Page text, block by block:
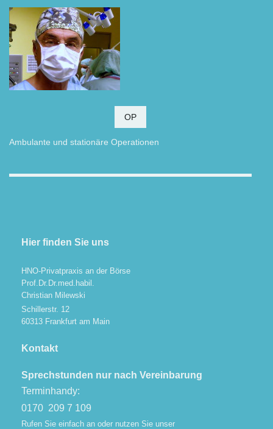
OP
Ambulante und stationäre Operationen
Hier finden Sie uns
HNO-Privatpraxis an der Börse
Prof.Dr.Dr.med.habil.
Christian Milewski
Schillerstr. 12
60313 Frankfurt am Main
Kontakt
Sprechstunden nur nach Vereinbarung
Terminhandy:
0170 209 7 109
Rufen Sie einfach an oder nutzen Sie unser